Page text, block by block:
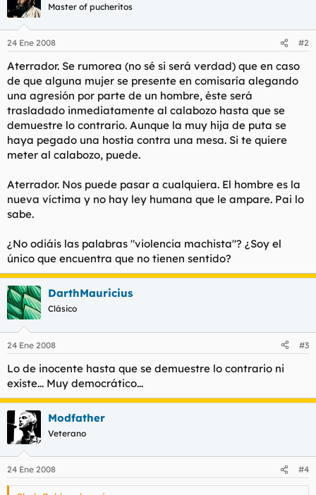
i
e
:
Master of pucheritos
24 Ene 2008 #2
Aterrador. Se rumorea (no sé si será verdad) que en caso
de que alguna mujer se presente en comisaría alegando
una agresión por parte de un hombre, éste será
trasladado inmediatamente al calabozo hasta que se
demuestre lo contrario. Aunque la muy hija de puta se
haya pegado una hostia contra una mesa. Si te quiere
meter al calabozo, puede.
Aterrador. Nos puede pasar a cualquiera. El hombre es la
nueva víctima y no hay ley humana que le ampare. Pai lo
sabe.
¿No odiáis las palabras "violencia machista"? ¿Soy el
único que encuentra que no tienen sentido?
DarthMauricius
Clásico
24 Ene 2008 #3
Lo de inocente hasta que se demuestre lo contrario ni
existe... Muy democrático...
Modfather
Veterano
24 Ene 2008 #4